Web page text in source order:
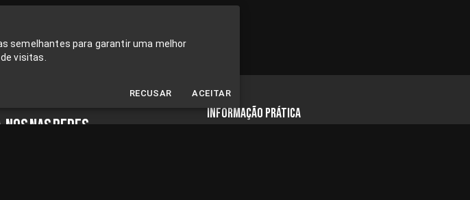
NOS NAS REDES
INFORMAÇÃO PRÁTICA
semelhantes para garantir uma melhor
visitas.
RECUSAR ACEITAR